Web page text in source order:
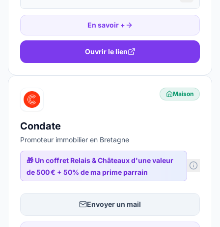
En savoir +
Ouvrir le lien
Maison
Condate
Promoteur immobilier en Bretagne
🎁 Un coffret Relais & Châteaux d'une valeur
de 500 € + 50% de ma prime parrain
Envoyer un mail